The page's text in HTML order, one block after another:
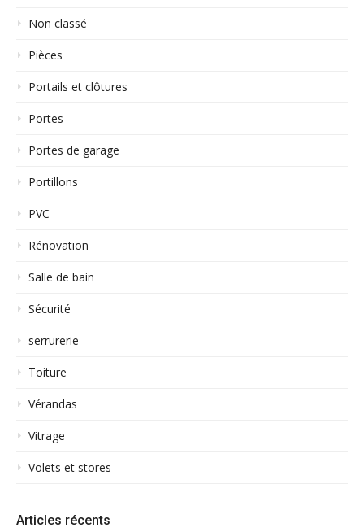
Non classé
Pièces
Portails et clôtures
Portes
Portes de garage
Portillons
PVC
Rénovation
Salle de bain
Sécurité
serrurerie
Toiture
Vérandas
Vitrage
Volets et stores
Articles récents